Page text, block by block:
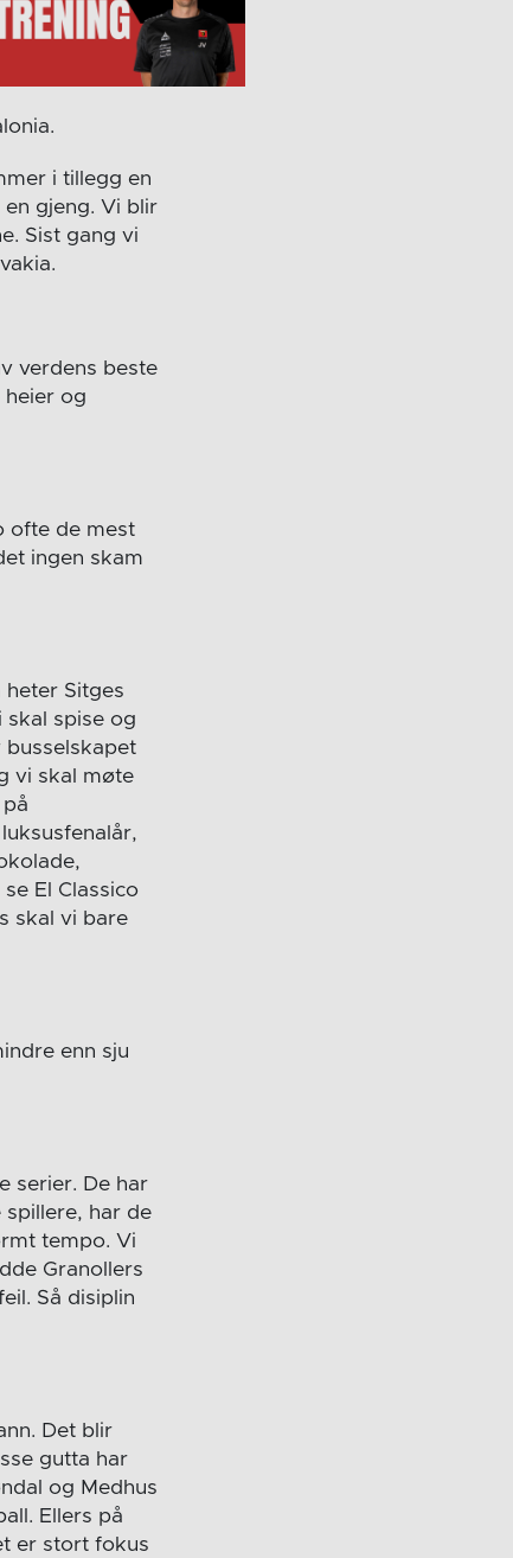
i tillegg en
gjeng. Vi blir
Sist gang vi
verdens beste
og
ofte de mest
ingen skam
Sitges
skal spise og
busselskapet
vi skal møte
El Classico
skal vi bare
enn sju
serier. De har
har de
tempo. Vi
Granollers
Så disiplin
Det blir
gutta har
og Medhus
Ellers på
er stort fokus